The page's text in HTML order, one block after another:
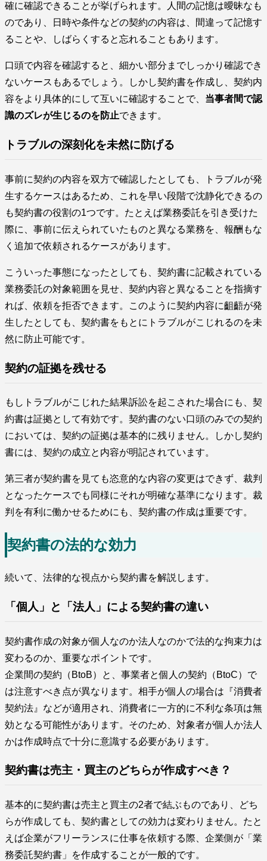
確に確認できることが挙げられます。人間の記憶は曖昧なも
のであり、日時や条件などの契約の内容は、間違って記憶す
ることや、しばらくすると忘れることもあります。
口頭で内容を確認すると、細かい部分までしっかり確認でき
ないケースもあるでしょう。しかし契約書を作成し、契約内
容をより具体的にして互いに確認することで、 当事者間で認
識のズレが生じるのを防止できます。
トラブルの深刻化を未然に防げる
事前に契約の内容を双方で確認したとしても、トラブルが発
生するケースはあるため、これを早い段階で沈静化できるの
も契約書の役割の1つです。たとえば業務委託を引き受けた
際に、事前に伝えられていたものと異なる業務を、報酬もな
く追加で依頼されるケースがあります。
こういった事態になったとしても、契約書に記載されている
業務委託の対象範囲を見せ、契約内容と異なることを指摘す
れば、依頼を拒否できます。このように契約内容に齟齬が発
生したとしても、契約書をもとにトラブルがこじれるのを未
然に防止可能です。
契約の証拠を残せる
もしトラブルがこじれた結果訴訟を起こされた場合にも、契
約書は証拠として有効です。契約書のない口頭のみでの契約
においては、契約の証拠は基本的に残りません。しかし契約
書には、契約の成立と内容が明記されています。
第三者が契約書を見ても恣意的な内容の変更はできず、裁判
となったケースでも同様にそれが明確な基準になります。裁
判を有利に働かせるためにも、契約書の作成は重要です。
契約書の法的な効力
続いて、法律的な視点から契約書を解説します。
「個人」と「法人」による契約書の違い
契約書作成の対象が個人なのか法人なのかで法的な拘束力は
変わるのか、重要なポイントです。
企業間の契約（BtoB）と、事業者と個人の契約（BtoC）で
は注意すべき点が異なります。相手が個人の場合は『消費者
契約法』などが適用され、消費者に一方的に不利な条項は無
効となる可能性があります。そのため、対象者が個人か法人
かは作成時点で十分に意識する必要があります。
契約書は売主・買主のどちらが作成すべき？
基本的に契約書は売主と買主の2者で結ぶものであり、どち
らが作成しても、契約書としての効力は変わりません。たと
えば企業がフリーランスに仕事を依頼する際、企業側が「業
務委託契約書」を作成することが一般的です。